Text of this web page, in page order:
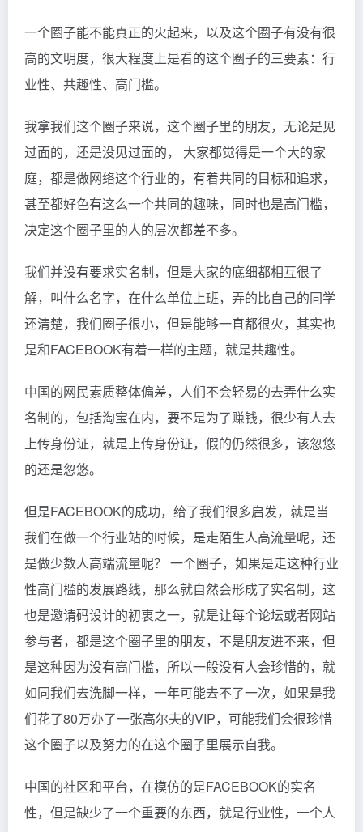
一个圈子能不能真正的火起来，以及这个圈子有没有很
高的文明度，很大程度上是看的这个圈子的三要素：行
业性、共趣性、高门槛。
我拿我们这个圈子来说，这个圈子里的朋友，无论是见
过面的，还是没见过面的， 大家都觉得是一个大的家
庭，都是做网络这个行业的，有着共同的目标和追求，
甚至都好色有这么一个共同的趣味，同时也是高门槛，
决定这个圈子里的人的层次都差不多。
我们并没有要求实名制，但是大家的底细都相互很了
解，叫什么名字，在什么单位上班，弄的比自己的同学
还清楚，我们圈子很小，但是能够一直都很火，其实也
是和FACEBOOK有着一样的主题，就是共趣性。
中国的网民素质整体偏差，人们不会轻易的去弄什么实
名制的，包括淘宝在内，要不是为了赚钱，很少有人去
上传身份证，就是上传身份证，假的仍然很多，该忽悠
的还是忽悠。
但是FACEBOOK的成功，给了我们很多启发，就是当
我们在做一个行业站的时候，是走陌生人高流量呢，还
是做少数人高端流量呢？ 一个圈子，如果是走这种行业
性高门槛的发展路线，那么就自然会形成了实名制，这
也是邀请码设计的初衷之一，就是让每个论坛或者网站
参与者，都是这个圈子里的朋友，不是朋友进不来，但
是这种因为没有高门槛，所以一般没有人会珍惜的，就
如同我们去洗脚一样，一年可能去不了一次，如果是我
们花了80万办了一张高尔夫的VIP，可能我们会很珍惜
这个圈子以及努力的在这个圈子里展示自我。
中国的社区和平台，在模仿的是FACEBOOK的实名
性，但是缺少了一个重要的东西，就是行业性，一个人